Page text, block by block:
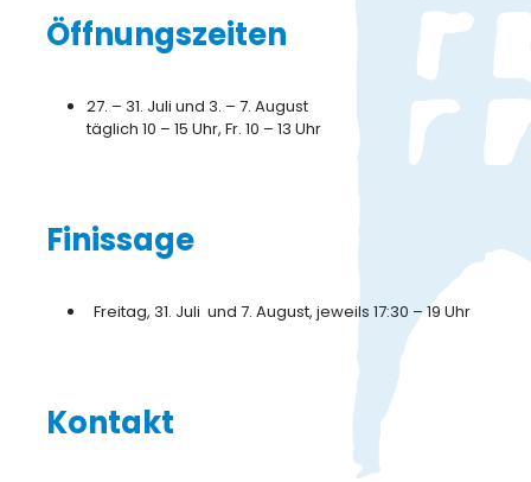
Öffnungszeiten
27. – 31. Juli und 3. – 7. August
täglich 10 – 15 Uhr, Fr. 10 – 13 Uhr
Finissage
Freitag, 31. Juli und 7. August, jeweils 17:30 – 19 Uhr
Kontakt